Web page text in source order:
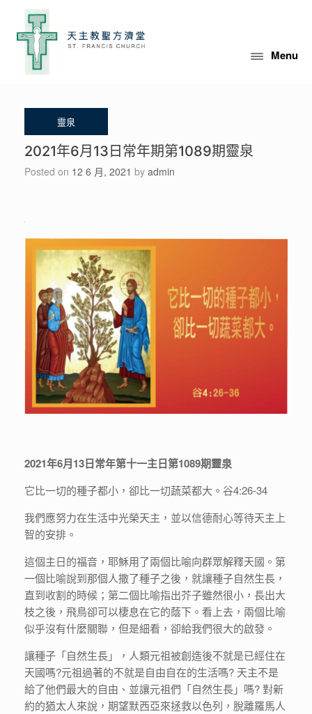
content
Menu
2021年6月13日常年期第1089期靈泉
Posted on 12 6 月, 2021 by admin
2021年6月13日常年第十一主日第1089期靈泉
它比一切的種子都小，卻比一切蔬菜都大。谷4:26-34
我們應努力在生活中光榮天主，並以信德耐心等待天主上
智的安排。
這個主日的福音，耶穌用了兩個比喻向群眾解釋天國。第
一個比喻說到那個人撒了種子之後，就讓種子自然生長，
直到收割的時候；第二個比喻指出芥子雖然很小，長出大
枝之後，飛鳥卻可以棲息在它的蔭下。看上去，兩個比喻
似乎沒有什麼關聯，但是細看，卻給我們很大的啟發。
讓種子「自然生長」，人類元祖被創造後不就是已經住在
天國嗎?元祖過著的不就是自由自在的生活嗎? 天主不是
給了他們最大的自由、並讓元祖們「自然生長」嗎? 對新
約的猶太人來說，期望默西亞來拯救以色列，脫離羅馬人